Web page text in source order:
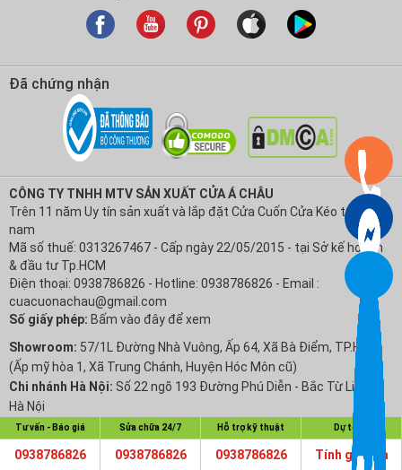
Đã chứng nhận
CÔNG TY TNHH MTV SẢN XUẤT CỬA Á CHÂU
Trên 11 năm Uy tín sản xuất và lắp đặt Cửa Cuốn Cửa Kéo tại Việt
nam
Mã số thuế: 0313267467 - Cấp ngày 22/05/2015 - tại Sở kế hoạch
& đầu tư Tp.HCM
Điện thoại: 0938786826 - Hotline: 0938786826 - Email :
cuacuonachau@gmail.com
Số giấy phép: Bấm vào đây để xem
Showroom: 57/1L Đường Nhà Vuông, Ấp 64, Xã Bà Điểm, TP.HCM
(Ấp mỹ hòa 1, Xã Trung Chánh, Huyện Hóc Môn cũ)
Chi nhánh Hà Nội: Số 22 ngõ 193 Đường Phú Diễn - Bắc Từ Liêm -
Hà Nội
Hỗ trợ khách hàng
Tư vấn - Báo giá
0938786826
Sửa chữa 24/7
0938786826
Hỗ trợ kỹ thuật
0938786826
Dự toán
Tính giá cửa